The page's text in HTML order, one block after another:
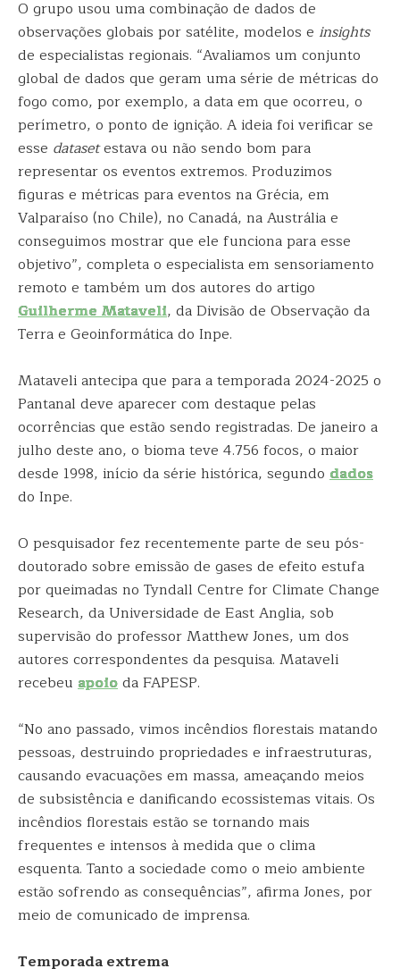
O grupo usou uma combinação de dados de
observações globais por satélite, modelos e insights
de especialistas regionais. “Avaliamos um conjunto
global de dados que geram uma série de métricas do
fogo como, por exemplo, a data em que ocorreu, o
perímetro, o ponto de ignição. A ideia foi verificar se
esse datasetestava ou não sendo bom para
representar os eventos extremos. Produzimos
figuras e métricas para eventos na Grécia, em
Valparaíso (no Chile), no Canadá, na Austrália e
conseguimos mostrar que ele funciona para esse
objetivo”, completa o especialista em sensoriamento
remoto e também um dos autores do artigo
Guilherme Mataveli, da Divisão de Observação da
Terra e Geoinformática do Inpe.
Mataveli antecipa que para a temporada 2024-2025 o
Pantanal deve aparecer com destaque pelas
ocorrências que estão sendo registradas. De janeiro a
julho deste ano, o bioma teve 4.756 focos, o maior
desde 1998, início da série histórica, segundo dados
do Inpe.
O pesquisador fez recentemente parte de seu pós-
doutorado sobre emissão de gases de efeito estufa
por queimadas no Tyndall Centre for Climate Change
Research, da Universidade de East Anglia, sob
supervisão do professor Matthew Jones, um dos
autores correspondentes da pesquisa. Mataveli
recebeu apoioda FAPESP.
“No ano passado, vimos incêndios florestais matando
pessoas, destruindo propriedades e infraestruturas,
causando evacuações em massa, ameaçando meios
de subsistência e danificando ecossistemas vitais. Os
incêndios florestais estão se tornando mais
frequentes e intensos à medida que o clima
esquenta. Tanto a sociedade como o meio ambiente
estão sofrendo as consequências”, afirma Jones, por
meio de comunicado de imprensa.
Temporada extrema